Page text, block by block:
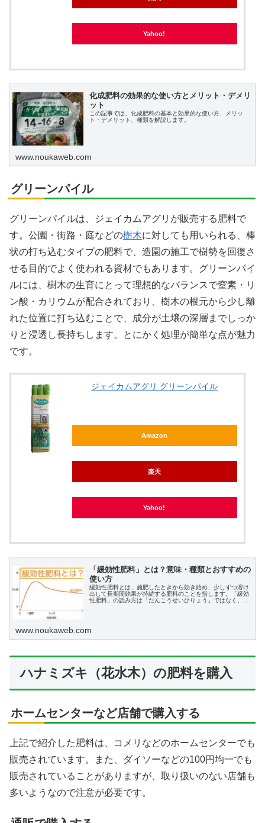
Yahoo!
化成肥料の効果的な使い方とメリット・デメリ
ット
この記事では、化成肥料の基本と効果的な使い方、メリッ
ト・デメリット、種類を解説します。
www.noukaweb.com
グリーンパイル
グリーンパイルは、ジェイカムアグリが販売する肥料で
す。公園・街路・庭などの樹木に対しても用いられる、棒
状の打ち込むタイプの肥料で、造園の施工で樹勢を回復さ
せる目的でよく使われる資材でもあります。グリーンパイ
ルには、樹木の生育にとって理想的なバランスで窒素・リ
ン酸・カリウムが配合されており、樹木の根元から少し離
れた位置に打ち込むことで、成分が土壌の深層までしっか
りと浸透し長持ちします。とにかく処理が簡単な点が魅力
です。
ジェイカムアグリ グリーンパイル
Amazon
楽天
Yahoo!
「緩効性肥料」とは？意味・種類とおすすめの
使い方
緩効性肥料とは、施肥したときから効き始め、少しずつ溶け
出して長期間効果が持続する肥料のことを指します。「緩効
性肥料」の読み方は「だんこうせいひりょう」ではなく、
www.noukaweb.com
ハナミズキ（花水木）の肥料を購入
ホームセンターなど店舗で購入する
上記で紹介した肥料は、コメリなどのホームセンターでも
販売されています。また、ダイソーなどの100円均一でも
販売されていることがありますが、取り扱いのない店舗も
多いようなので注意が必要です。